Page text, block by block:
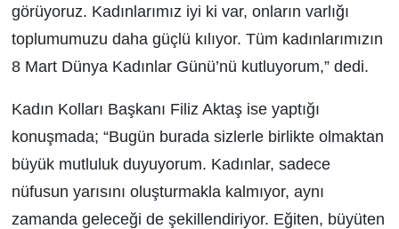
görüyoruz. Kadınlarımız iyi ki var, onların varlığı
toplumumuzu daha güçlü kılıyor. Tüm kadınlarımızın
8 Mart Dünya Kadınlar Günü’nü kutluyorum,” dedi.
Kadın Kolları Başkanı Filiz Aktaş ise yaptığı
konuşmada; “Bugün burada sizlerle birlikte olmaktan
büyük mutluluk duyuyorum. Kadınlar, sadece
nüfusun yarısını oluşturmakla kalmıyor, aynı
zamanda geleceği de şekillendiriyor. Eğiten, büyüten